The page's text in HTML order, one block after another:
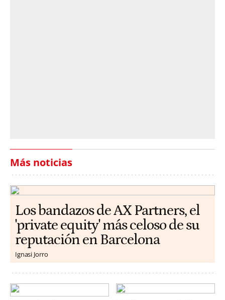
Más noticias
Los bandazos de AX Partners, el
'private equity' más celoso de su
reputación en Barcelona
Ignasi Jorro